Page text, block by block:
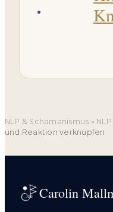
NLP & Schamanismus »
und Reaktion verknüpfen
Carolin